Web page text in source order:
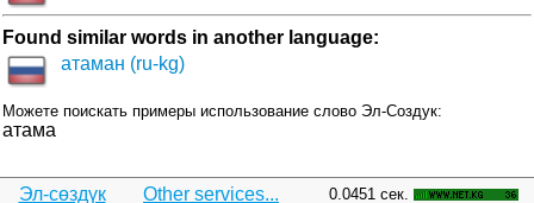
Found similar words in another language:
атаман (ru-kg)
Можете поискать примеры использование слово Эл-Создук:
атама
Эл-сөздүк Other services... 0.0451 сек.